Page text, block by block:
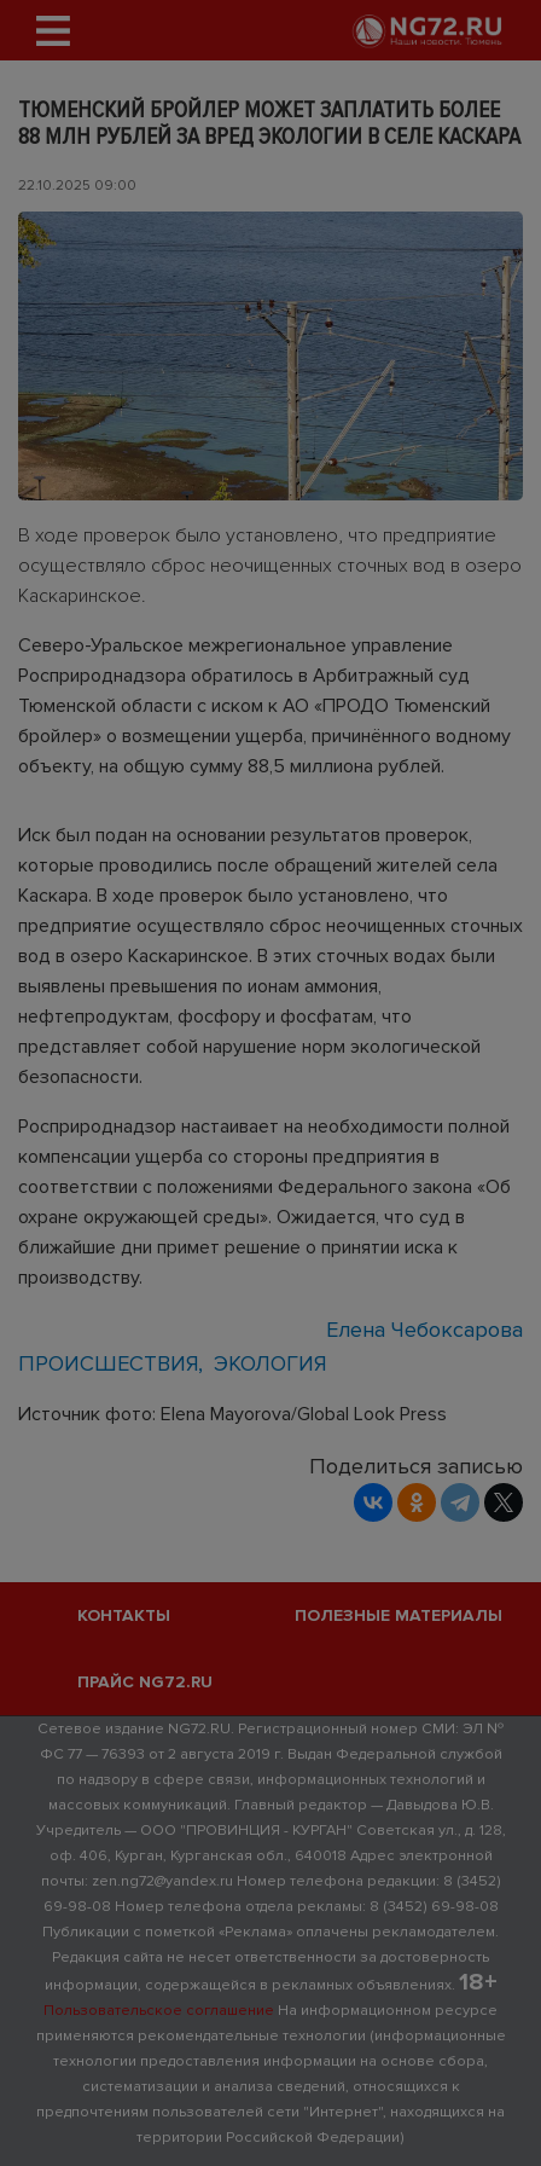
ТЮМЕНСКИЙ БРОЙЛЕР МОЖЕТ ЗАПЛАТИТЬ БОЛЕЕ
88 МЛН РУБЛЕЙ ЗА ВРЕД ЭКОЛОГИИ В СЕЛЕ КАСКАРА
22.10.2025 09:00
В ходе проверок было установлено, что предприятие
осуществляло сброс неочищенных сточных вод в озеро
Каскаринское.
Северо-Уральское межрегиональное управление
Росприроднадзора обратилось в Арбитражный суд
Тюменской области с иском к АО «ПРОДО Тюменский
бройлер» о возмещении ущерба, причинённого водному
объекту, на общую сумму 88,5 миллиона рублей.
Иск был подан на основании результатов проверок,
которые проводились после обращений жителей села
Каскара. В ходе проверок было установлено, что
предприятие осуществляло сброс неочищенных сточных
вод в озеро Каскаринское. В этих сточных водах были
выявлены превышения по ионам аммония,
нефтепродуктам, фосфору и фосфатам, что
представляет собой нарушение норм экологической
безопасности.
Росприроднадзор настаивает на необходимости полной
компенсации ущерба со стороны предприятия в
соответствии с положениями Федерального закона «Об
охране окружающей среды». Ожидается, что суд в
ближайшие дни примет решение о принятии иска к
производству.
Елена Чебоксарова
ПРОИСШЕСТВИЯ
ЭКОЛОГИЯ
Источник фото: Elena Mayorova/Global Look Press
Поделиться записью
КОНТАКТЫ ПОЛЕЗНЫЕ МАТЕРИАЛЫ
ПРАЙС NG72.RU
Сетевое издание NG72.RU. Регистрационный номер СМИ: ЭЛ №
ФС 77 — 76393 от 2 августа 2019 г. Выдан Федеральной службой
по надзору в сфере связи, информационных технологий и
массовых коммуникаций. Главный редактор — Давыдова Ю.В.
Учредитель — ООО "ПРОВИНЦИЯ - КУРГАН" Советская ул., д. 128,
оф. 406, Курган, Курганская обл., 640018 Адрес электронной
почты: zen.ng72@yandex.ru Номер телефона редакции: 8 (3452)
69-98-08 Номер телефона отдела рекламы: 8 (3452) 69-98-08
Публикации с пометкой «Реклама» оплачены рекламодателем.
Редакция сайта не несет ответственности за достоверность
информации, содержащейся в рекламных объявлениях. 18+
Пользовательское соглашение На информационном ресурсе
применяются рекомендательные технологии (информационные
технологии предоставления информации на основе сбора,
систематизации и анализа сведений, относящихся к
предпочтениям пользователей сети "Интернет", находящихся на
территории Российской Федерации)